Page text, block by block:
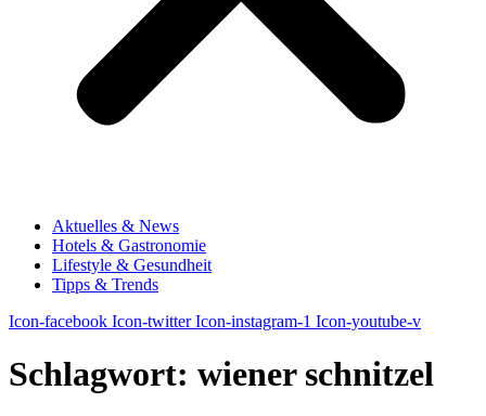
Aktuelles & News
Hotels & Gastronomie
Lifestyle & Gesundheit
Tipps & Trends
Icon-facebook Icon-twitter Icon-instagram-1 Icon-youtube-v
Schlagwort: wiener schnitzel